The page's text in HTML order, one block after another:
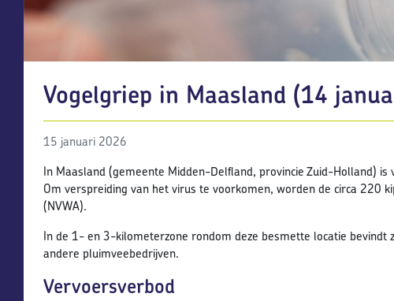
Vogelgriep in Maasland (14
15 januari 2026
In Maasland (gemeente Midden-Delfland, provincie Zuid-Holland)
Om verspreiding van het virus te voorkomen, worden de circa 220
(NVWA).
In de 1- en 3-kilometerzone rondom deze besmette locatie
andere pluimveebedrijven.
Vervoersverbod